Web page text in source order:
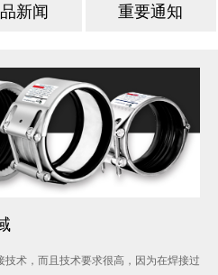
新闻 重要通知
术，而且技术要求很高，因为在焊接过